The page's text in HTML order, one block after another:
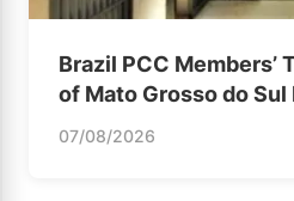
Brazil PCC Members’
of Mato Grosso do Sul
07/08/2026